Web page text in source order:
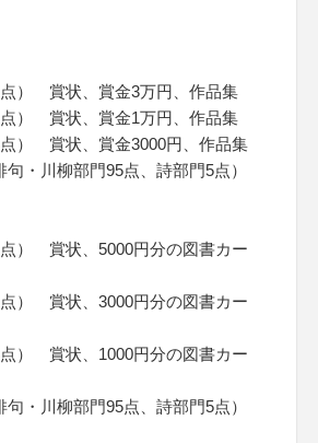
） 賞状、賞金3万円、作品集
） 賞状、賞金1万円、作品集
） 賞状、賞金3000円、作品集
句・川柳部門95点、詩部門5点）
） 賞状、5000円分の図書カー
） 賞状、3000円分の図書カー
） 賞状、1000円分の図書カー
句・川柳部門95点、詩部門5点）